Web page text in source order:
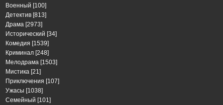
Военный [100]
Детектив [813]
Драма [2973]
Исторический [34]
Комедия [1539]
Криминал [248]
Мелодрама [1503]
Мистика [21]
Приключения [107]
Ужасы [1038]
Семейный [101]